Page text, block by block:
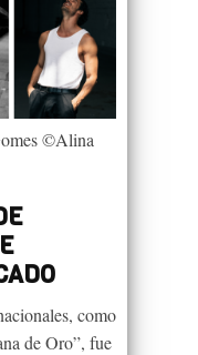
©Alina
como
de Oro”, fue